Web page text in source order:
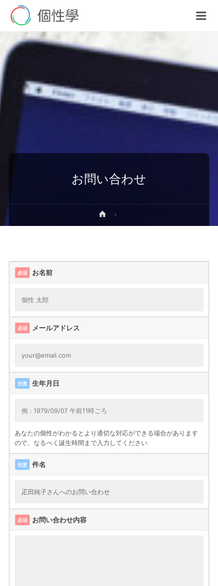
お問い合わせ
ホ
ー
必須 お名前
必須 メールアドレス
任意 生年月日
あなたの個性がわかるとより適切な対応ができる場合があります
ので、なるべく誕生時間まで入力してください
任意 件名
必須 お問い合わせ内容